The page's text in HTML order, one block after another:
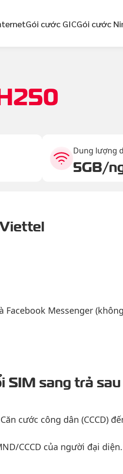
Gói cước GICGói cước
Dung lượng
5GB/
Facebook Messenger
SIM sang trả sau
cước công dân (CCCD)
CCCD của người đại diện.